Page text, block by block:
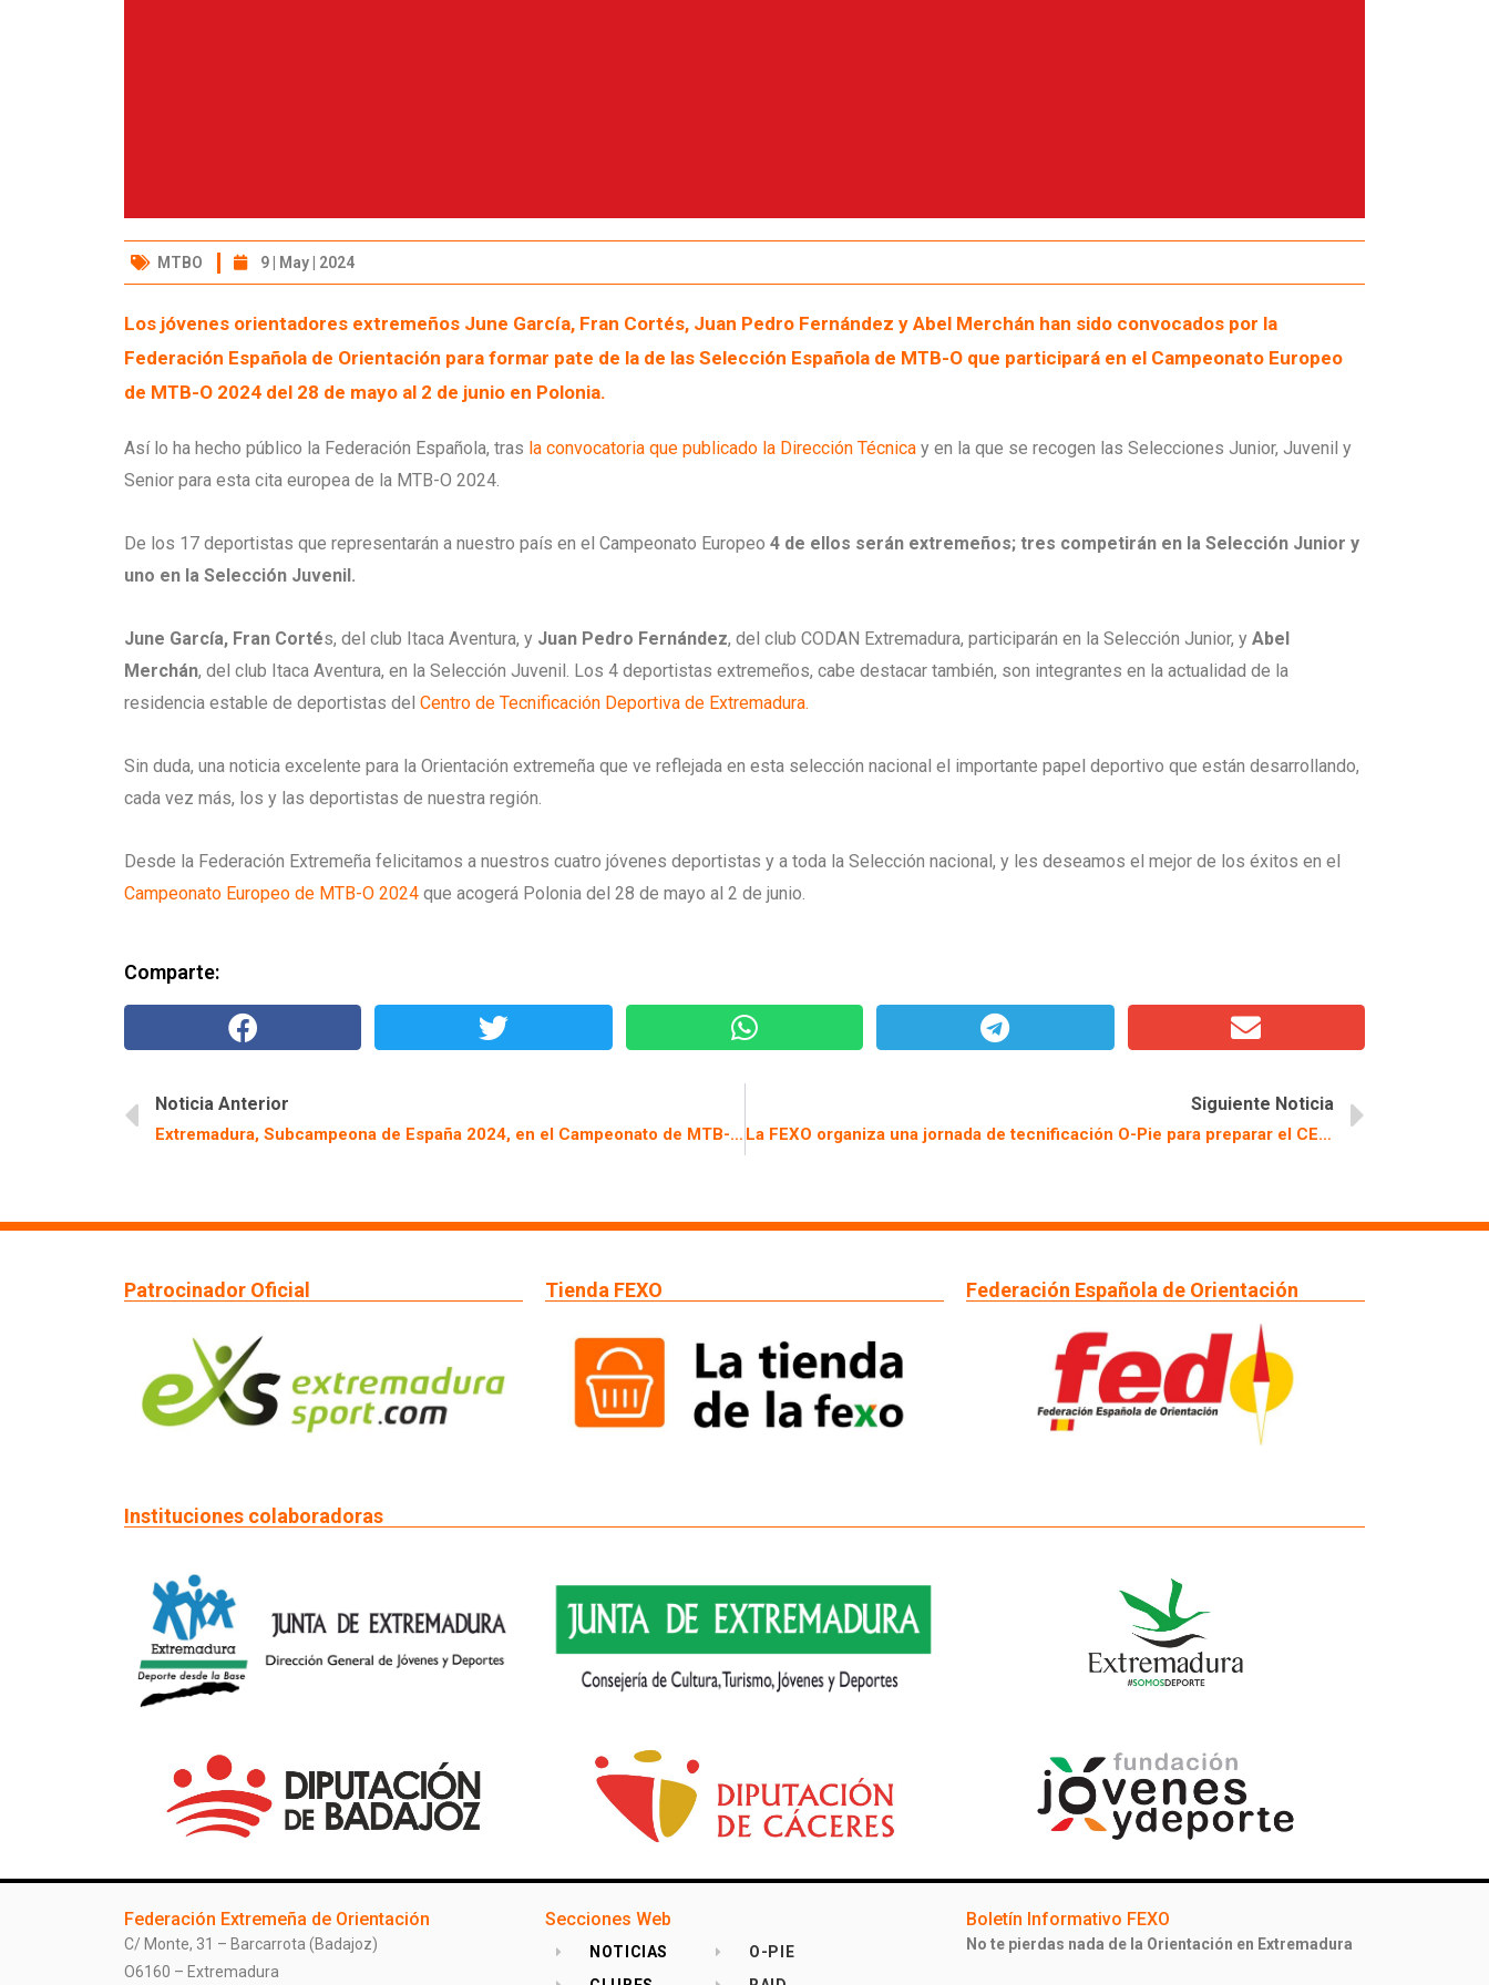
MTBO 9 | May | 2024
Los jóvenes orientadores extremeños June García, Fran Cortés, Juan Pedro Fernández y Abel Merchán han sido convocados por la
Federación Española de Orientación para formar pate de la de las Selección Española de MTB-O que participará en el Campeonato Europeo
de MTB-O 2024 del 28 de mayo al 2 de junio en Polonia.
Así lo ha hecho público la Federación Española, tras la convocatoria que publicado la Dirección Técnica y en la que se recogen las Selecciones Junior, Juvenil y
Senior para esta cita europea de la MTB-O 2024.
De los 17 deportistas que representarán a nuestro país en el Campeonato Europeo 4 de ellos serán extremeños; tres competirán en la Selección Junior y
uno en la Selección Juvenil.
June García, Fran Cortés, del club Itaca Aventura, y Juan Pedro Fernández, del club CODAN Extremadura, participarán en la Selección Junior, y Abel
Merchán, del club Itaca Aventura, en la Selección Juvenil. Los 4 deportistas extremeños, cabe destacar también, son integrantes en la actualidad de la
residencia estable de deportistas del Centro de Tecnificación Deportiva de Extremadura.
Sin duda, una noticia excelente para la Orientación extremeña que ve reflejada en esta selección nacional el importante papel deportivo que están desarrollando,
cada vez más, los y las deportistas de nuestra región.
Desde la Federación Extremeña felicitamos a nuestros cuatro jóvenes deportistas y a toda la Selección nacional, y les deseamos el mejor de los éxitos en el
Campeonato Europeo de MTB-O 2024 que acogerá Polonia del 28 de mayo al 2 de junio.
Comparte:
Noticia Anterior
Extremadura, Subcampeona de España 2024, en el Campeonato de MTB-O 2024 organizado por la FEXO y el Club Alcor Extremadura
Siguiente Noticia
La FEXO organiza una jornada de tecnificación O-Pie para preparar el CESA 2024.
Patrocinador Oficial Tienda FEXO Federación Española de Orientación
Instituciones colaboradoras
Federación Extremeña de Orientación
C/ Monte, 31 – Barcarrota (Badajoz)
O6160 – Extremadura
Secciones Web
NOTICIAS
O-PIE
Boletín Informativo FEXO
No te pierdas nada de la Orientación en Extremadura